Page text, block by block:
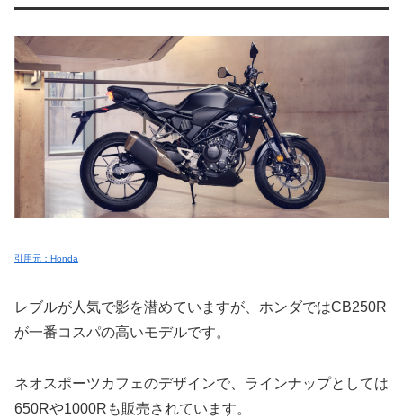
引用元：Honda
レブルが人気で影を潜めていますが、ホンダではCB250R
が一番コスパの高いモデルです。
ネオスポーツカフェのデザインで、ラインナップとしては
650Rや1000Rも販売されています。